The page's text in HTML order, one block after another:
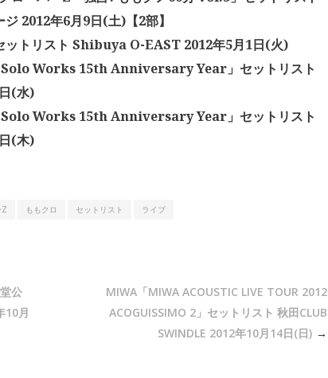
2012年6月9日(土)【2部】
トリスト Shibuya O-EAST 2012年5月1日(火)
Works 15th Anniversary Year」セットリスト
(水)
Works 15th Anniversary Year」セットリスト
(木)
Z ももクロ セットリスト ライブ
公
10月
MIWA「MIWA ACOUSTIC LIVE TOUR 2012
ACOGUISSIMO 2」セットリスト 秋田CLUB
SWINDLE 2012年10月14日(日)